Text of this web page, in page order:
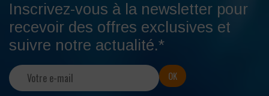
Inscrivez-vous à la newsletter pour
recevoir des offres exclusives et
suivre notre actualité.*